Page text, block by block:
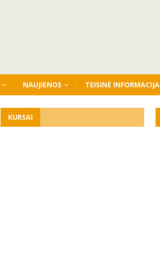
NAUJIENOS TEISINĖ INFORMACIJA
KURSAI